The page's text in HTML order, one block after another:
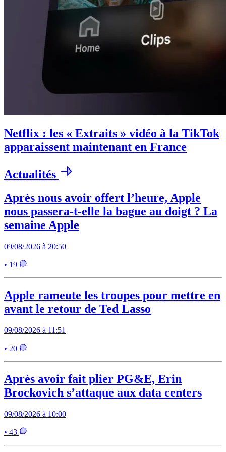
Netflix : les « Extraits » vidéo à la TikTok
apparaissent maintenant en France
Actualités
Après nous avoir offert l’heure, Apple
nous passera-t-elle la bague au doigt ? La
semaine Apple
09/08/2026 à 20:50
• 19
Apple rameute les troupes pour mettre en
avant le retour de Ted Lasso
09/08/2026 à 11:51
• 20
Après avoir fait plier PG&E, Erin
Brockovich s’attaque aux data centers
09/08/2026 à 10:00
• 43